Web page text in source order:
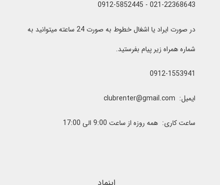
021-22368643 - 0912-5852445
در صورت ایراد یا اشغال خطوط به صورت 24 ساعته میتوانید به
شماره همراه زیر پیام بفرستید.
0912-1553941
ایمیل: clubrenter@gmail.com
ساعت کاری: همه روزه از ساعت 9:00 الی 17:00